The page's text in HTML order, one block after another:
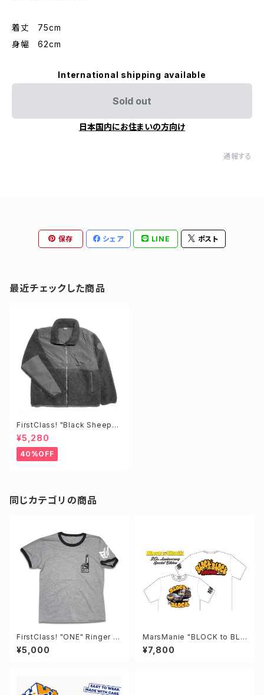
着丈 75cm
身幅 62cm
International shipping available
Sold out
日本国内にお住まいの方向け
通報する
保存 シェア LINE ポスト
最近チェックした商品
FirstClass! "Black Sheep"
FLEECE JKT
¥5,280
40%OFF
同じカテゴリの商品
FirstClass! "ONE" Ringer T
EE
¥5,000
MarsManie "BLOCK to BLO
CK" 20th Tee
¥7,800